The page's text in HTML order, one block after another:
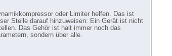
oder Limiter helfen. Das ist
Stelle darauf hinzuweisen: Ein Gerät ist nicht
Das Gehör ist halt immer noch das
sondern über alle.